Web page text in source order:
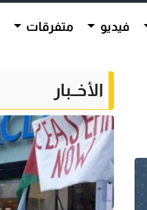
فيديو متفرقات
الأخــبار